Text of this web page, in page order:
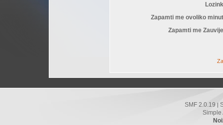
Zapamti me ovoliko
Zapamti me
SMF 2.0.19
Simple